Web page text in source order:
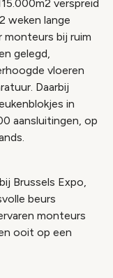
verspreid
weken lange
bij ruim
gelegd,
vloeren
Daarbij
in
aansluitingen, op
Brussels Expo,
beurs
monteurs
ooit op een